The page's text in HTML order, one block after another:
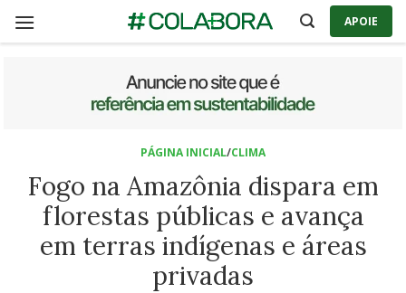
APOIE
PÁGINA INICIAL/CLIMA
Fogo na Amazônia dispara em
florestas públicas e avança
em terras indígenas e áreas
privadas